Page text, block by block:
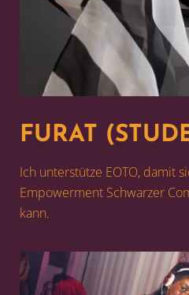
FURAT
Ich unterstütze EOTO, damit
Empowerment Schwarzer
kann.